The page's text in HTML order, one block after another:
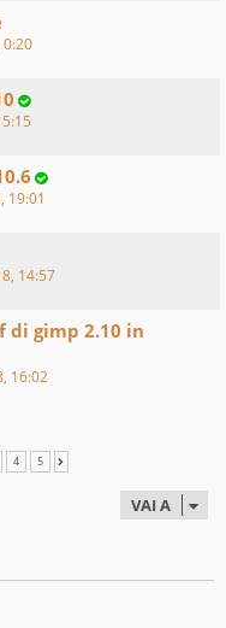
0:20
19:01
14:57
di gimp 2.10 in
16:02
4 5
VAI A